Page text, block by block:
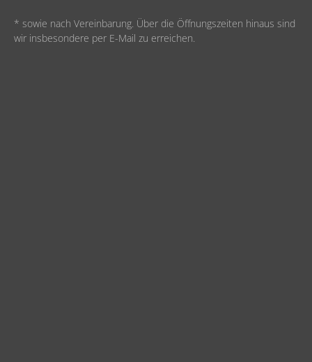
* sowie nach Vereinbarung. Über die Öffnungszeiten hinaus sind
wir insbesondere per E-Mail zu erreichen.